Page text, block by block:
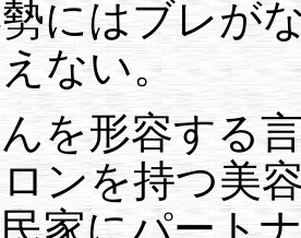
にはブレが
ない。
を形容する
ンを持つ美